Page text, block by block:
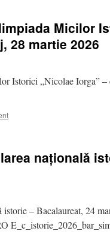
Micilor
28 martie 2026
Istorici „Nicolae Iorga”
națională
– Bacalaureat, 24